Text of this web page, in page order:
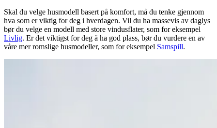
Skal du velge husmodell basert på komfort, må du tenke gjennom
hva som er viktig for deg i hverdagen. Vil du ha massevis av daglys
bør du velge en modell med store vindusflater, som for eksempel
Livlig. Er det viktigst for deg å ha god plass, bør du vurdere en av
våre mer romslige husmodeller, som for eksempel Samspill.